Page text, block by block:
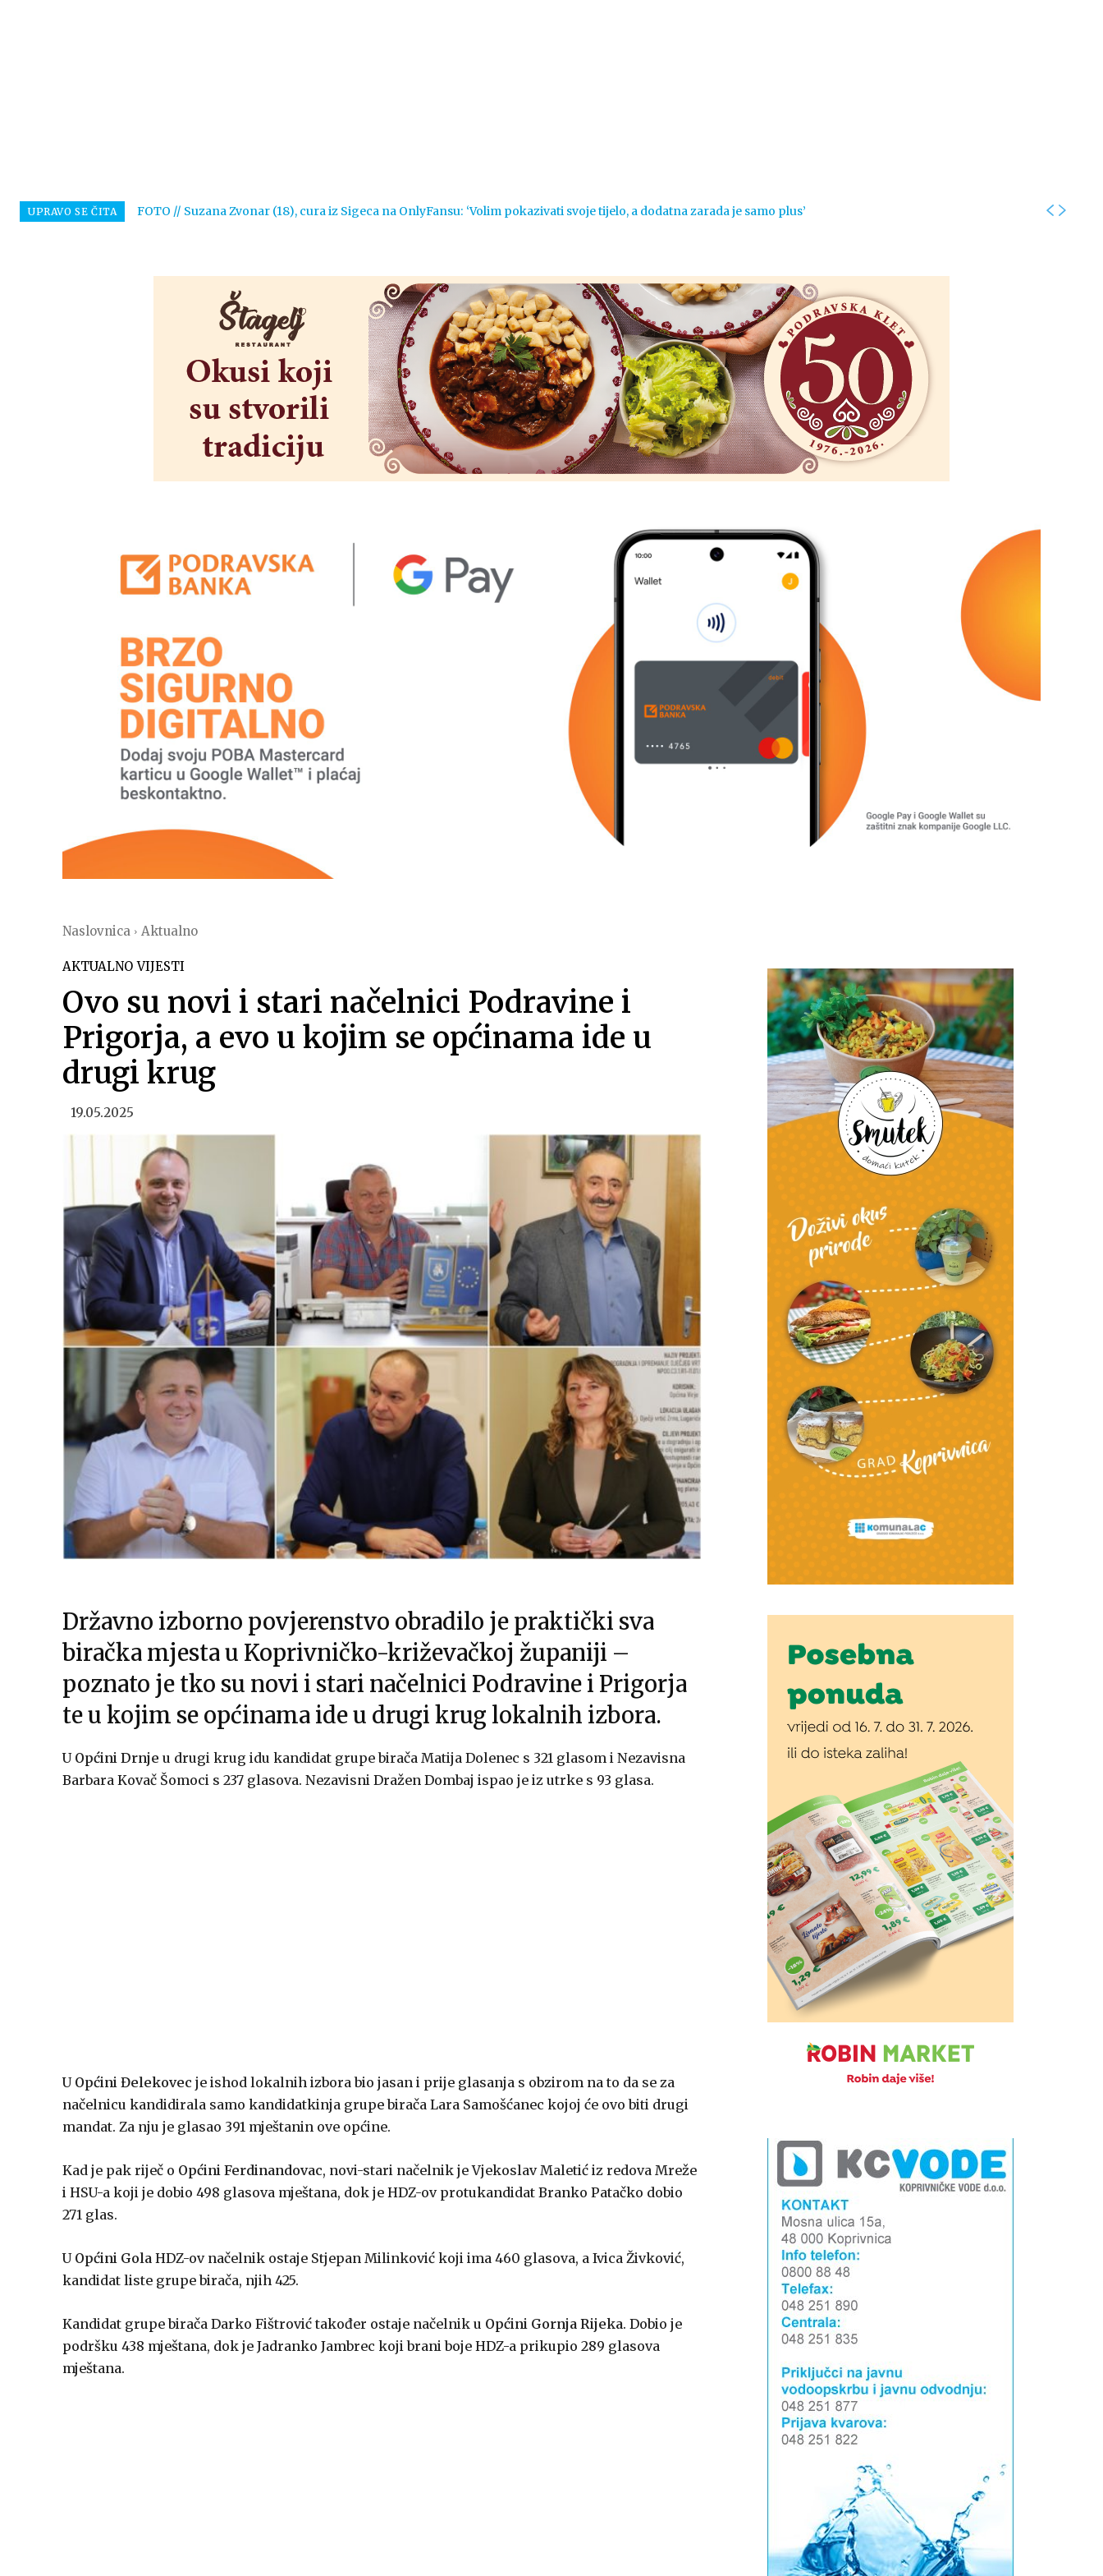
UPRAVO SE ČITA FOTO // Suzana Zvonar (18), cura iz Sigeca na OnlyFansu: ‘Volim pokazivati svoje tijelo, a dodatna zarada je samo plus’
Naslovnica Aktualno
AKTUALNO VIJESTI
Ovo su novi i stari načelnici Podravine i
Prigorja, a evo u kojim se općinama ide u
drugi krug
19.05.2025
Državno izborno povjerenstvo obradilo je praktički sva
biračka mjesta u Koprivničko-križevačkoj županiji –
poznato je tko su novi i stari načelnici Podravine i Prigorja
te u kojim se općinama ide u drugi krug lokalnih izbora.
U Općini Drnje u drugi krug idu kandidat grupe birača Matija Dolenec s 321 glasom i Nezavisna
Barbara Kovač Šomoci s 237 glasova. Nezavisni Dražen Dombaj ispao je iz utrke s 93 glasa.
U Općini Đelekovec je ishod lokalnih izbora bio jasan i prije glasanja s obzirom na to da se za
načelnicu kandidirala samo kandidatkinja grupe birača Lara Samošćanec kojoj će ovo biti drugi
mandat. Za nju je glasao 391 mještanin ove općine.
Kad je pak riječ o Općini Ferdinandovac, novi-stari načelnik je Vjekoslav Maletić iz redova Mreže
i HSU-a koji je dobio 498 glasova mještana, dok je HDZ-ov protukandidat Branko Patačko dobio
271 glas.
U Općini Gola HDZ-ov načelnik ostaje Stjepan Milinković koji ima 460 glasova, a Ivica Živković,
kandidat liste grupe birača, njih 425.
Kandidat grupe birača Darko Fištrović također ostaje načelnik u Općini Gornja Rijeka. Dobio je
podršku 438 mještana, dok je Jadranko Jambrec koji brani boje HDZ-a prikupio 289 glasova
mještana.